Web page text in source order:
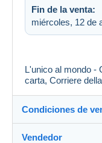
Fin de la venta:
miércoles, 12 de
L'unico al mondo -
carta, Corriere
Condiciones de
Vendedor